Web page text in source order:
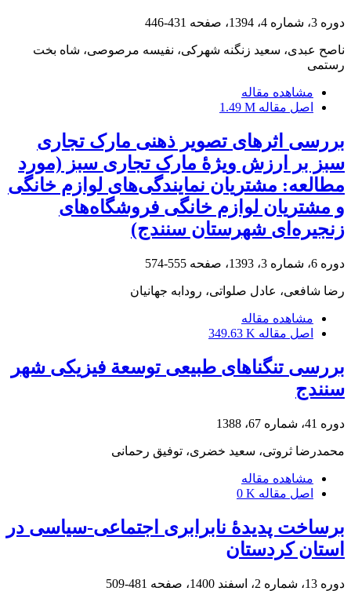
دوره 3، شماره 4، 1394، صفحه 431-446
ناصح عبدی، سعید زنگنه شهرکی، نفیسه مرصوصی، شاه بخت
رستمی
مشاهده مقاله
اصل مقاله 1.49 M
بررسی اثرهای تصویر ذهنی مارک تجاری
سبز بر ارزش ویژۀ مارک تجاری سبز (مورد
مطالعه: مشتریان نمایندگی‌های لوازم‌ خانگی
و مشتریان لوازم خانگی‌ فروشگاه‌های
زنجیره‌ای شهرستان سنندج)
دوره 6، شماره 3، 1393، صفحه 555-574
رضا شافعی، عادل صلواتی، رودابه جهانیان
مشاهده مقاله
اصل مقاله 349.63 K
بررسی تنگناهای طبیعی توسعة فیزیکی شهر
سنندج
دوره 41، شماره 67، 1388
محمدرضا ثروتی، سعید خضری، توفیق رحمانی
مشاهده مقاله
اصل مقاله 0 K
برساخت پدیدۀ نابرابری اجتماعی-سیاسی در
استان کردستان
دوره 13، شماره 2، اسفند 1400، صفحه 481-509